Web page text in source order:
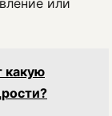
или
какую